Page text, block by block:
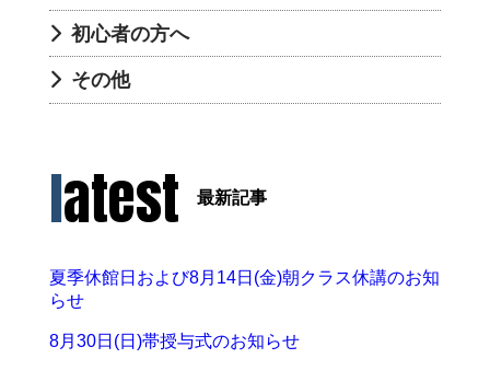
初心者の方へ
その他
latest 最新記事
夏季休館日および8月14日(金)朝クラス休講のお知
らせ
8月30日(日)帯授与式のお知らせ